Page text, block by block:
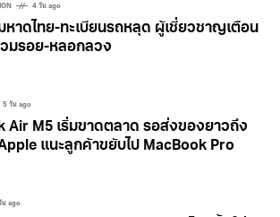
4 วัน ago
าดไทย-ทะเบียนรถหลุด ผู้เชี่ยวชาญเตือน
มรอย-หลอกลวง
5 วัน ago
Air M5 เริ่มขาดตลาด รอส่งของยาวถึง
แนะลูกค้าขยับไป MacBook Pro
น ago